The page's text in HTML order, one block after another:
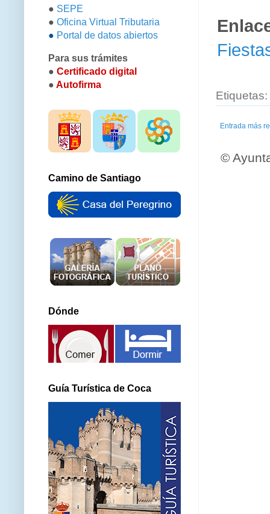
Etiquetas:
Entrada más
©
● SEPE
● Oficina Virtual Tributaria
● Portal de datos abiertos
Para sus trámites
● Certificado digital
● Autofirma
Camino de Santiago
Dónde
Guía Turística de Coca